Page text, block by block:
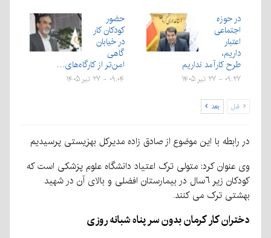
در حوزه
اجتماعی
اعتبار
داریم،
طرح کارآمد نداریم
۰۹:۲۷ - ۲۷ تیر ۱۴۰۵
حضور
کودکان کار
در خیابان
گاهی
امن‌تر از کارگاه‌های…
۰۹:۰۴ - ۲۷ تیر ۱۴۰۵
قبل بعد
در رابطه با این موضوع از صادق زاده مدیرکل بهزیستی پرسیدیم
وی عنوان کرد: متولی ترک اعتياد دانشگاه علوم پزشكی است كه
كودكان زير ٦سال در بيمارستان افضلی و بالای آن در شهيد
بهشتی ترک می كنند.
دختران کار کرمان بدون سر پناه شبانه روزی